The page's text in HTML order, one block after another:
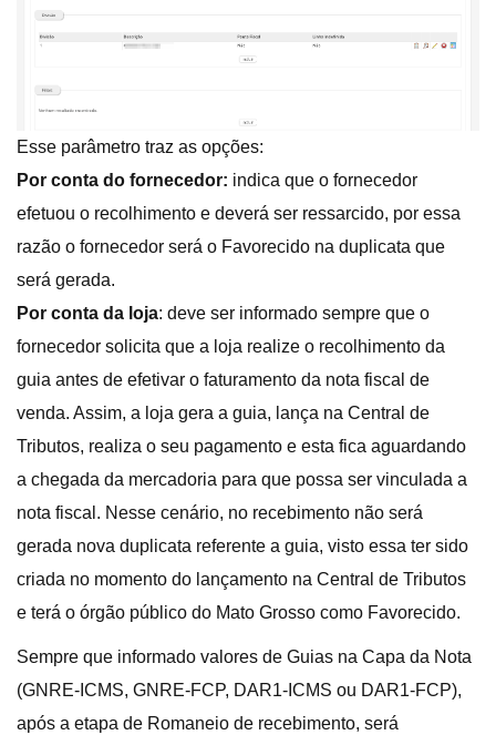
Esse parâmetro traz as opções:
Por conta do fornecedor: indica que o fornecedor
efetuou o recolhimento e deverá ser ressarcido, por essa
razão o fornecedor será o Favorecido na duplicata que
será gerada.
Por conta da loja: deve ser informado sempre que o
fornecedor solicita que a loja realize o recolhimento da
guia antes de efetivar o faturamento da nota fiscal de
venda. Assim, a loja gera a guia, lança na Central de
Tributos, realiza o seu pagamento e esta fica aguardando
a chegada da mercadoria para que possa ser vinculada a
nota fiscal. Nesse cenário, no recebimento não será
gerada nova duplicata referente a guia, visto essa ter sido
criada no momento do lançamento na Central de Tributos
e terá o órgão público do Mato Grosso como Favorecido.
Sempre que informado valores de Guias na Capa da Nota
(GNRE-ICMS, GNRE-FCP, DAR1-ICMS ou DAR1-FCP),
após a etapa de Romaneio de recebimento, será